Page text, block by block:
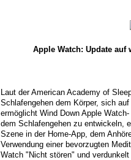
Apple Watch: Update auf
Laut der American Academy of
Schlafengehen dem Körper, sich
ermöglicht Wind Down Apple
dem Schlafengehen zu entwickeln,
Szene in der Home-App, dem
Verwendung einer bevorzugten
Watch "Nicht stören" und